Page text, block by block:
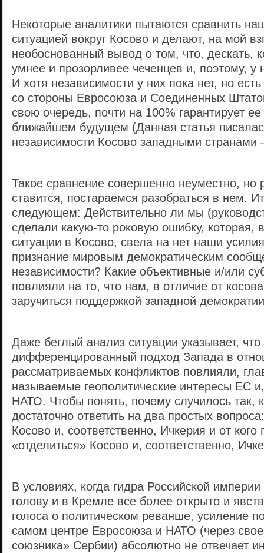
Некоторые аналитики пытаются сравнить
ситуацией вокруг Косово и делают, на мой
необоснованный вывод о том, что, дескать,
умнее и прозорливее чеченцев и, поэтому, у
И хотя независимости у них пока нет, но
со стороны Евросоюза и Соединенных
свою очередь, почти на 100% гарантирует
ближайшем будущем (Данная статья
независимости Косово западными
Такое сравнение совершенно неуместно, но
ставится, постараемся разобраться в нем.
следующем: Действительно ли мы
сделали какую-то роковую ошибку, которая,
ситуации в Косово, свела на нет наши
признание мировым демократическим
независимости? Какие объективные и/или
повлияли на то, что нам, в отличие от
заручиться поддержкой западной
Даже беглый анализ ситуации указывает, что
дифференцированный подход Запада в
рассматриваемых конфликтов повлияли,
называемые геополитические интересы ЕС
НАТО. Чтобы понять, почему случилось так,
достаточно ответить на два простых
Косово и, соответственно, Ичкерия и от кого
«отделиться» Косово и, соответственно,
В условиях, когда гидра Российской
голову и в Кремле все более открыто и
голоса о политическом реванше, усиление
самом центре Евросоюза и НАТО (через
союзника» Сербии) абсолютно не отвечает